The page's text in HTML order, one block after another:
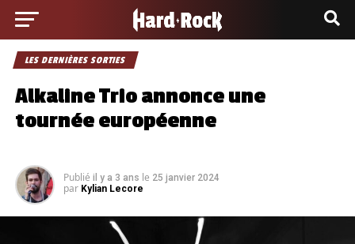
LES DERNIÈRES SORTIES
Alkaline Trio annonce une
tournée européenne
Publié il y a 3 ans le 25 janvier 2024
par Kylian Lecore